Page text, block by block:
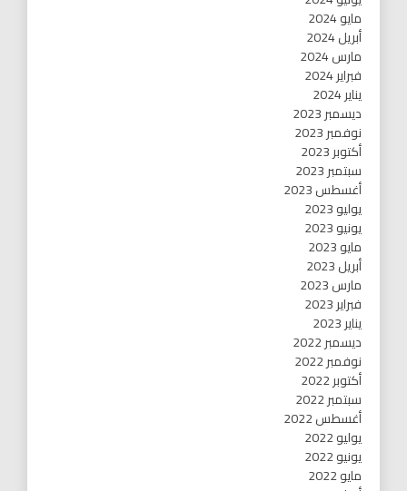
مايو 2024
أبريل 2024
مارس 2024
فبراير 2024
يناير 2024
ديسمبر 2023
نوفمبر 2023
أكتوبر 2023
سبتمبر 2023
أغسطس 2023
يوليو 2023
يونيو 2023
مايو 2023
أبريل 2023
مارس 2023
فبراير 2023
يناير 2023
ديسمبر 2022
نوفمبر 2022
أكتوبر 2022
سبتمبر 2022
أغسطس 2022
يوليو 2022
يونيو 2022
مايو 2022